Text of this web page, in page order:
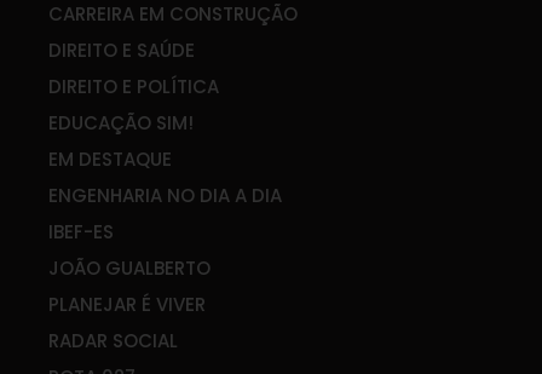
CARREIRA EM CONSTRUÇÃO
DIREITO E SAÚDE
DIREITO E POLÍTICA
EDUCAÇÃO SIM!
EM DESTAQUE
ENGENHARIA NO DIA A DIA
IBEF-ES
JOÃO GUALBERTO
PLANEJAR É VIVER
RADAR SOCIAL